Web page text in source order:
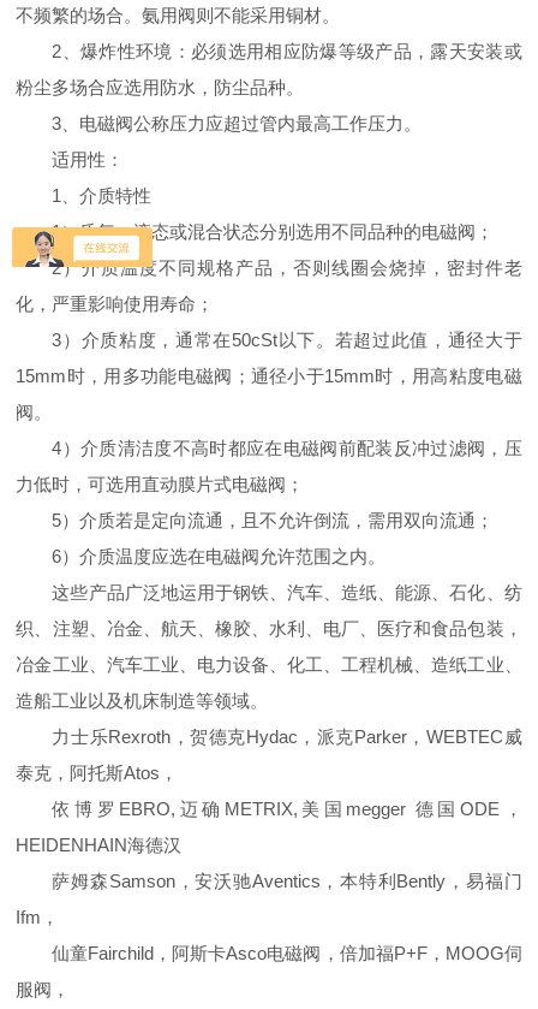
不频繁的场合。氨用阀则不能采用铜材。
2、爆炸性环境：必须选用相应防爆等级产品，露天安装或
粉尘多场合应选用防水，防尘品种。
3、电磁阀公称压力应超过管内最高工作压力。
适用性：
1、介质特性
1）质气，液态或混合状态分别选用不同品种的电磁阀；
2）介质温度不同规格产品，否则线圈会烧掉，密封件老
化，严重影响使用寿命；
3）介质粘度，通常在50cSt以下。若超过此值，通径大于
15mm时，用多功能电磁阀；通径小于15mm时，用高粘度电磁
阀。
4）介质清洁度不高时都应在电磁阀前配装反冲过滤阀，压
力低时，可选用直动膜片式电磁阀；
5）介质若是定向流通，且不允许倒流，需用双向流通；
6）介质温度应选在电磁阀允许范围之内。
这些产品广泛地运用于钢铁、汽车、造纸、能源、石化、纺
织、注塑、冶金、航天、橡胶、水利、电厂、医疗和食品包装，
冶金工业、汽车工业、电力设备、化工、工程机械、造纸工业、
造船工业以及机床制造等领域。
力士乐Rexroth，贺德克Hydac，派克Parker，WEBTEC威
泰克，阿托斯Atos，
依博罗EBRO,迈确METRIX,美国megger 德国ODE，
HEIDENHAIN海德汉
萨姆森Samson，安沃驰Aventics，本特利Bently，易福门
Ifm，
仙童Fairchild，阿斯卡Asco电磁阀，倍加福P+F，MOOG伺
服阀，